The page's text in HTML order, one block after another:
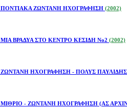
ΠΟΝΤΙΑΚΑ ΖΩΝΤΑΝΗ ΗΧΟΓΡΑΦΗΣΗ (2002)
ΜΙΑ ΒΡΑΔΥΑ ΣΤΟ ΚΕΝΤΡΟ ΚΕΣΙΔΗ Νο2 (2002)
ΖΩΝΤΑΝΗ ΗΧΟΓΡΑΦΗΣΗ - ΠΟΛΥΣ ΠΑΥΛΙΔΗΣ
ΜΙΘΡΙΟ - ΖΩΝΤΑΝΗ ΗΧΟΓΡΑΦΗΣΗ (ΑΣ